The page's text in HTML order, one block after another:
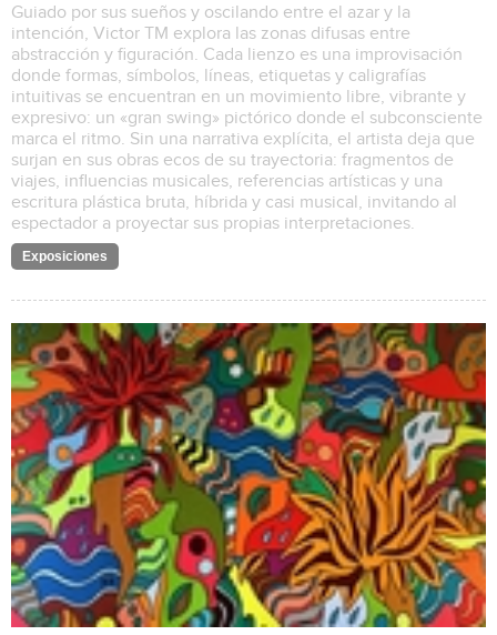
Guiado por sus sueños y oscilando entre el azar y la
intención, Victor TM explora las zonas difusas entre
abstracción y figuración. Cada lienzo es una improvisación
donde formas, símbolos, líneas, etiquetas y caligrafías
intuitivas se encuentran en un movimiento libre, vibrante y
expresivo: un «gran swing» pictórico donde el subconsciente
marca el ritmo. Sin una narrativa explícita, el artista deja que
surjan en sus obras ecos de su trayectoria: fragmentos de
viajes, influencias musicales, referencias artísticas y una
escritura plástica bruta, híbrida y casi musical, invitando al
espectador a proyectar sus propias interpretaciones.
Exposiciones